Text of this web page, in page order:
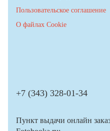
Пользовательское соглашение
О файлах Cookie
+7 (343) 328-01-34
Пункт выдачи онлайн